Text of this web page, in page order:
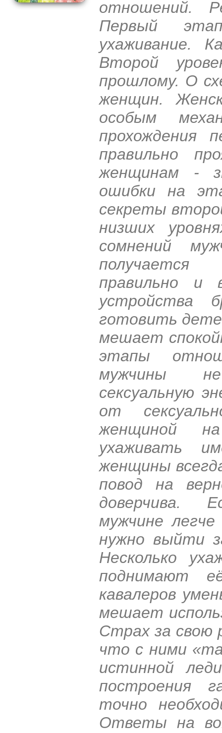
отношений.
Первый
ухаживание.
Второй
прошлому. О
женщин.
особым
прохождения
правильно
женщинам -
ошибки на
секреты
низших
сомнений
правильно и
устройства
готовить
мешает
этапы
мужчины
сексуальную
от
женщиной
ухаживать
женщины
повод на
доверчива.
мужчине
нужно выйти
Несколько
поднимают
кавалеров
мешает
Страх за
что с ними
истинной
построения
точно
Ответы на